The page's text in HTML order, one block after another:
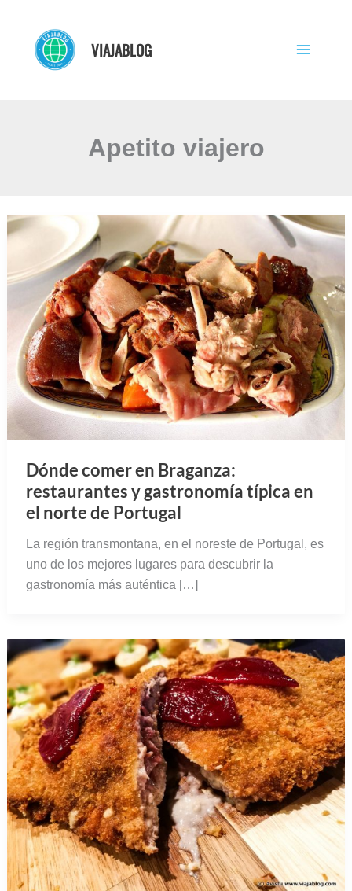
contenido
VIAJABLOG
Apetito viajero
Dónde comer en Braganza:
restaurantes y gastronomía típica en
el norte de Portugal
La región transmontana, en el noreste de Portugal, es
uno de los mejores lugares para descubrir la
gastronomía más auténtica […]